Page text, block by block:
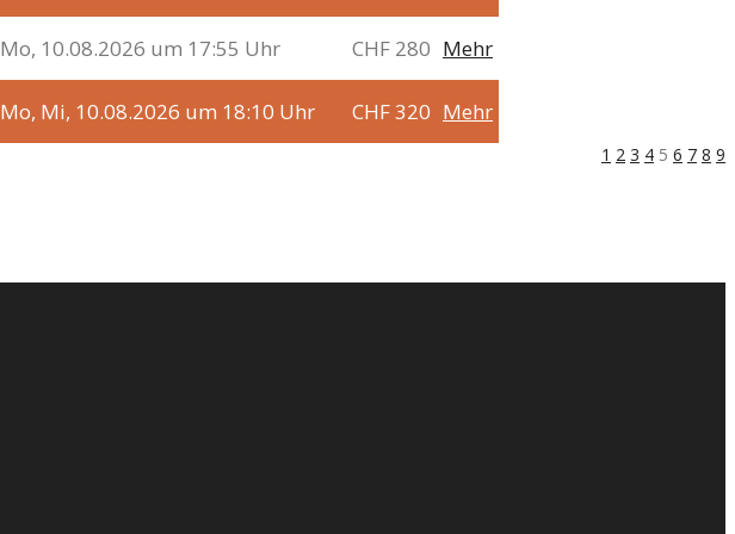
Mo, 10.08.2026 um 17:55 Uhr CHF 280 Mehr
Mo, Mi, 10.08.2026 um 18:10 Uhr CHF 320 Mehr
1 2 3 4 5 6 7 8 9